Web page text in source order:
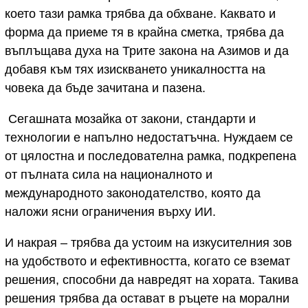
което тази рамка трябва да обхване. Каквато и
форма да приеме тя в крайна сметка, трябва да
въплъщава духа на Трите закона на Азимов и да
добавя към тях изискването уникалността на
човека да бъде зачитана и пазена.
Сегашната мозайка от закони, стандарти и
технологии е напълно недостатъчна. Нуждаем се
от цялостна и последователна рамка, подкрепена
от пълната сила на националното и
международното законодателство, която да
наложи ясни ограничения върху ИИ.
И накрая – трябва да устоим на изкусителния зов
на удобството и ефективността, когато се вземат
решения, способни да навредят на хората. Такива
решения трябва да остават в ръцете на морални